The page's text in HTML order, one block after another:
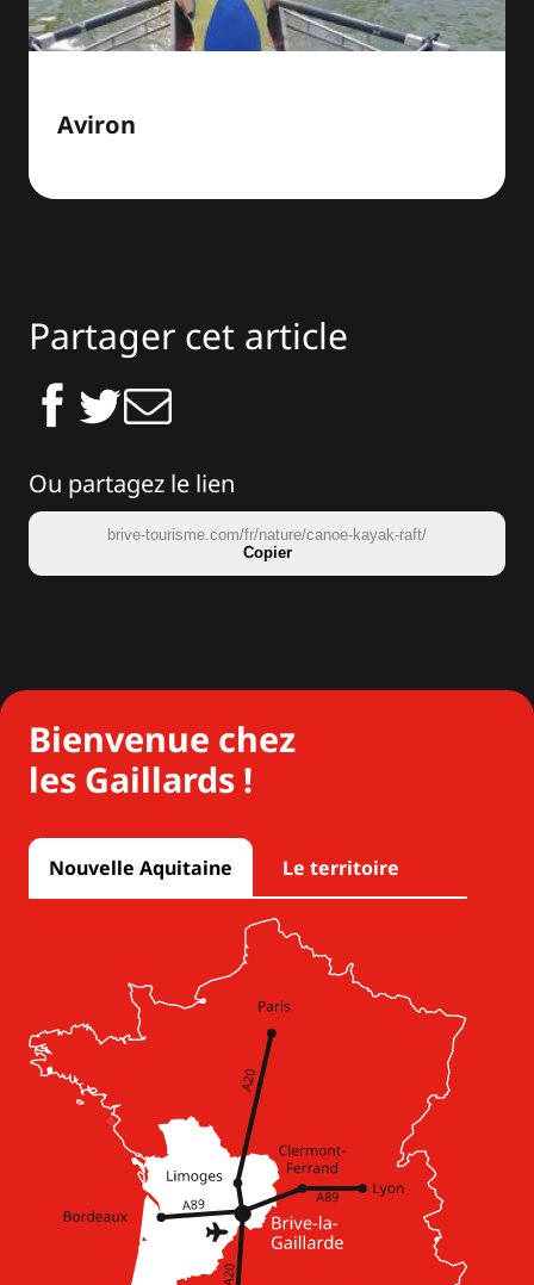
Aviron
Partager cet article
Ou partagez le lien
brive-tourisme.com/fr/nature/canoe-kayak-raft/
Copier
Bienvenue chez
les Gaillards !
Nouvelle Aquitaine Le territoire